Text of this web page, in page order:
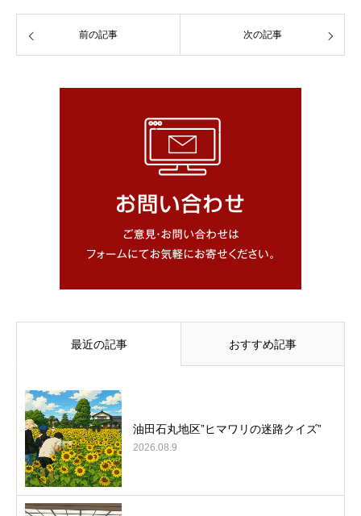
前の記事 次の記事
最近の記事 おすすめ記事
油田石丸地区”ヒマワリの迷路クイズ”
2026.08.9